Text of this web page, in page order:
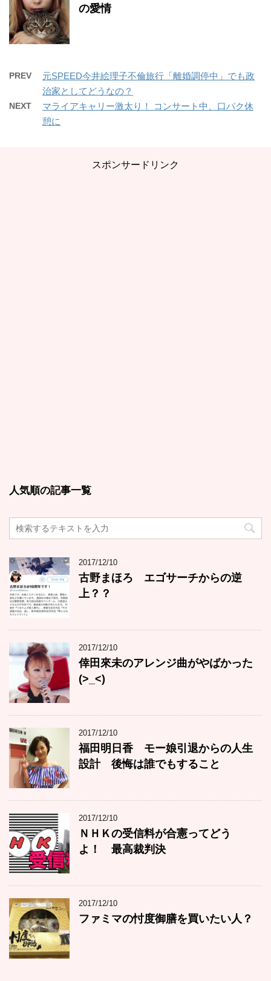
の愛情
PREV
元SPEED今井絵理子不倫旅行「離婚調停中」でも政
治家としてどうなの？
NEXT
マライアキャリー激太り！ コンサート中、口パク休
憩に
スポンサードリンク
人気順の記事一覧
2017/12/10
古野まほろ エゴサーチからの逆
上？？
2017/12/10
倖田來未のアレンジ曲がやばかった
(>_<)
2017/12/10
福田明日香 モー娘引退からの人生
設計 後悔は誰でもすること
2017/12/10
ＮＨＫの受信料が合憲ってどう
よ！ 最高裁判決
2017/12/10
ファミマの忖度御膳を買いたい人？